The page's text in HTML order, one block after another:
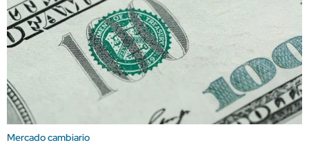
Mercado cambiario